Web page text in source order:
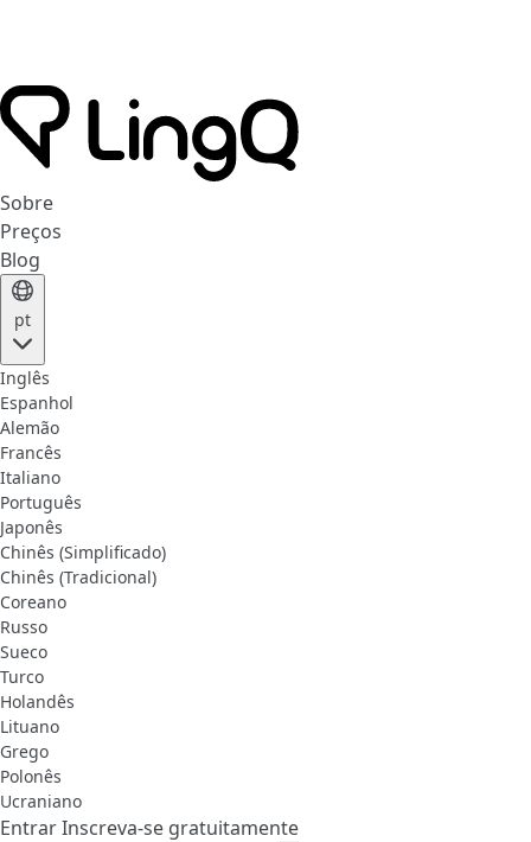
Sobre
Preços
Blog
pt
Inglês
Espanhol
Alemão
Francês
Italiano
Português
Japonês
Chinês (Simplificado)
Chinês (Tradicional)
Coreano
Russo
Sueco
Turco
Holandês
Lituano
Grego
Polonês
Ucraniano
EntrarInscreva-se gratuitamente